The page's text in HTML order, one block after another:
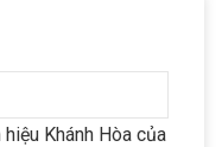
Khánh Hòa của